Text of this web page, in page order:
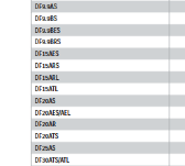
Webasto -
Kamasa Tools -
Calix - Packline -
Thule - Takboxar
Thule - Lasthållare